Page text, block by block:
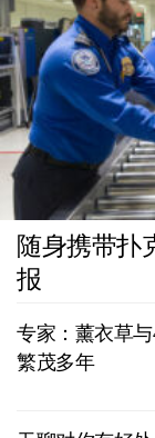
随身携带扑
报
专家：薰衣草
繁茂多年